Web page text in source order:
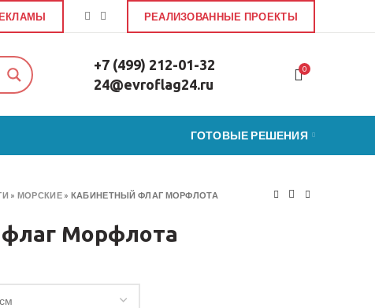
РЕАЛИЗОВАННЫЕ ПРОЕКТЫ
+7 (499) 212-01-32
24@evroflag24.ru
0
ГОТОВЫЕ РЕШЕНИЯ
» МОРСКИЕ» КАБИНЕТНЫЙ ФЛАГ МОРФЛОТА
Морфлота